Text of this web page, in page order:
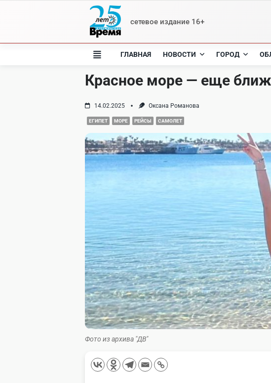
сетевое издание 16+
ГЛАВНАЯ НОВОСТИ ГОРОД
Красное море — еще
14.02.2025 Оксана Романова
ЕГИПЕТ МОРЕ РЕЙСЫ САМОЛЕТ
Фото из архива "ДВ"